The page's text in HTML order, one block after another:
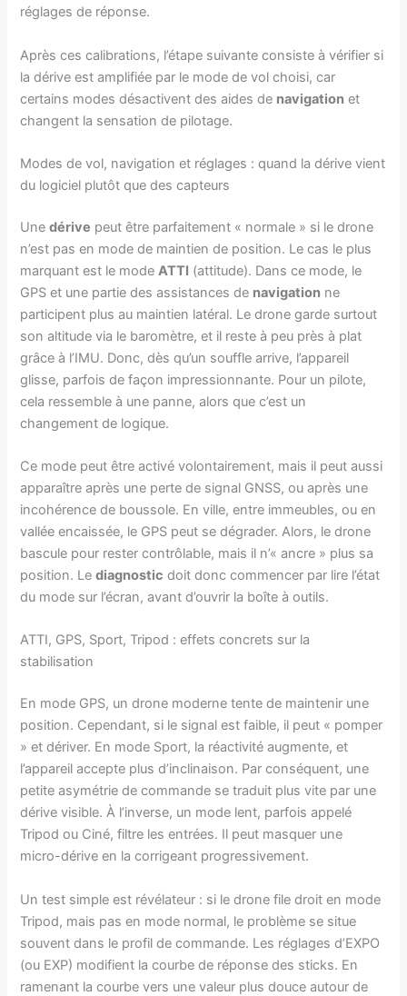
réglages de réponse.
Après ces calibrations, l’étape suivante consiste à vérifier si
la dérive est amplifiée par le mode de vol choisi, car
certains modes désactivent des aides de navigation et
changent la sensation de pilotage.
Modes de vol, navigation et réglages : quand la dérive vient
du logiciel plutôt que des capteurs
Unedérive peut être parfaitement « normale » si le drone
n’est pas en mode de maintien de position. Le cas le plus
marquant est le modeATTI (attitude). Dans ce mode, le
GPS et une partie des assistances de navigation ne
participent plus au maintien latéral. Le drone garde surtout
son altitude via le baromètre, et il reste à peu près à plat
grâce à l’IMU. Donc, dès qu’un souffle arrive, l’appareil
glisse, parfois de façon impressionnante. Pour un pilote,
cela ressemble à une panne, alors que c’est un
changement de logique.
Ce mode peut être activé volontairement, mais il peut aussi
apparaître après une perte de signal GNSS, ou après une
incohérence de boussole. En ville, entre immeubles, ou en
vallée encaissée, le GPS peut se dégrader. Alors, le drone
bascule pour rester contrôlable, mais il n’« ancre » plus sa
position. Lediagnostic doit donc commencer par lire l’état
du mode sur l’écran, avant d’ouvrir la boîte à outils.
ATTI, GPS, Sport, Tripod : effets concrets sur la
stabilisation
En mode GPS, un drone moderne tente de maintenir une
position. Cependant, si le signal est faible, il peut « pomper
» et dériver. En mode Sport, la réactivité augmente, et
l’appareil accepte plus d’inclinaison. Par conséquent, une
petite asymétrie de commande se traduit plus vite par une
dérive visible. À l’inverse, un mode lent, parfois appelé
Tripod ou Ciné, filtre les entrées. Il peut masquer une
micro-dérive en la corrigeant progressivement.
Un test simple est révélateur : si le drone file droit en mode
Tripod, mais pas en mode normal, le problème se situe
souvent dans le profil de commande. Les réglages d’EXPO
(ou EXP) modifient la courbe de réponse des sticks. En
ramenant la courbe vers une valeur plus douce autour de